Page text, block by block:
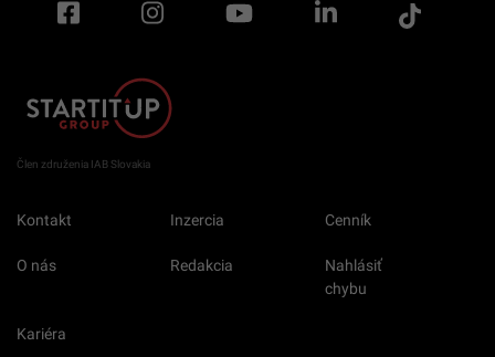
Člen združenia IAB Slovakia
Kontakt Inzercia Cenník
O nás Redakcia
Nahlásiť
chybu
Kariéra